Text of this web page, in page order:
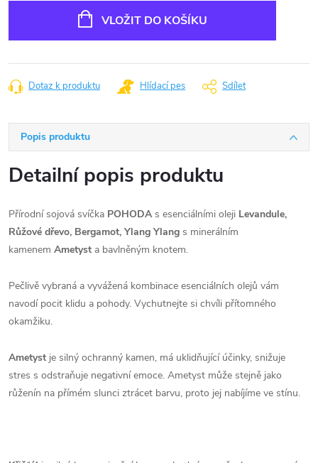
VLOŽIT DO KOŠÍKU
Dotaz k produktu Hlídací pes Sdílet
Popis produktu
Detailní popis produktu
Přírodní sojová svíčka POHODA s esenciálními oleji Levandule,
Růžové dřevo, Bergamot, Ylang Ylang s minerálním
kamenem Ametyst a bavlněným knotem.
Pečlivě vybraná a vyvážená kombinace esenciálních olejů vám
navodí pocit klidu a pohody. Vychutnejte si chvíli přítomného
okamžiku.
Ametyst je silný ochranný kamen, má uklidňující účinky, snižuje
stres s odstraňuje negativní emoce. Ametyst může stejně jako
růženín na přímém slunci ztrácet barvu, proto jej nabíjíme ve stínu.